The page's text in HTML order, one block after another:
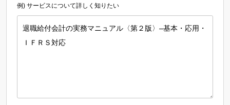
例) サービスについて詳しく知りたい